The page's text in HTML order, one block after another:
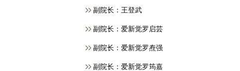
副院长：王登武
副院长：爱新觉罗启芸
副院长：爱新觉罗焘强
副院长：爱新觉罗筠嘉